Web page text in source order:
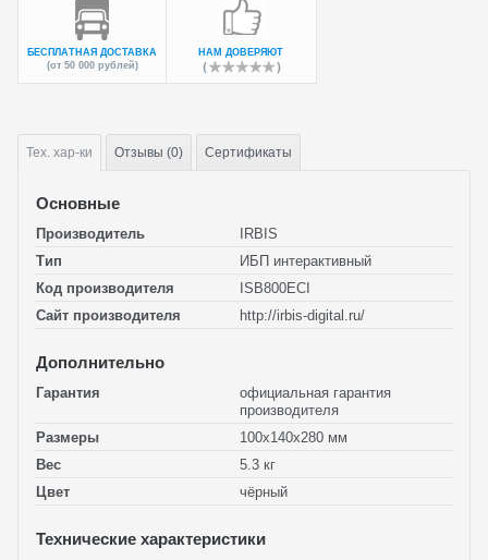
БЕСПЛАТНАЯ ДОСТАВКА
(от 50 000 рублей)
НАМ ДОВЕРЯЮТ
Тех. хар-ки Отзывы (0) Сертификаты
Основные
Производитель
IRBIS
Тип
ИБП интерактивный
Код производителя
ISB800ECI
Сайт производителя
http://irbis-digital.ru/
Дополнительно
Гарантия
официальная гарантия
производителя
Размеры
100x140x280 мм
Вес
5.3 кг
Цвет
чёрный
Технические характеристики